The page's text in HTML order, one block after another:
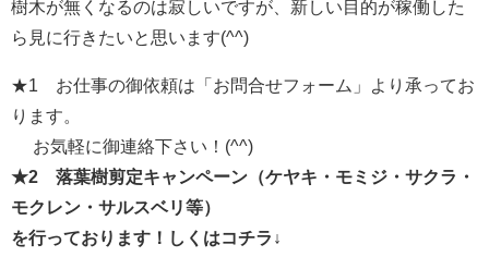
樹木が無くなるのは寂しいですが、新しい目的が稼働した
ら見に行きたいと思います(^^)
★1 お仕事の御依頼は「お問合せフォーム」より承ってお
ります。
お気軽に御連絡下さい！(^^)
★2 落葉樹剪定キャンペーン（ケヤキ・モミジ・サクラ・
モクレン・サルスベリ等）
を行っております！しくはコチラ↓